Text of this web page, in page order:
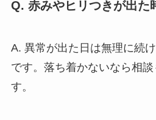
Q. 赤みやヒリつきが出た
A. 異常が出た日は無理に続
です。落ち着かないなら相
す。